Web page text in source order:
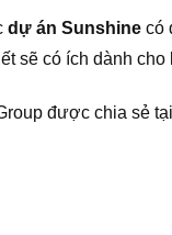
dự án Sunshine có
sẽ có ích dành cho
được chia sẻ